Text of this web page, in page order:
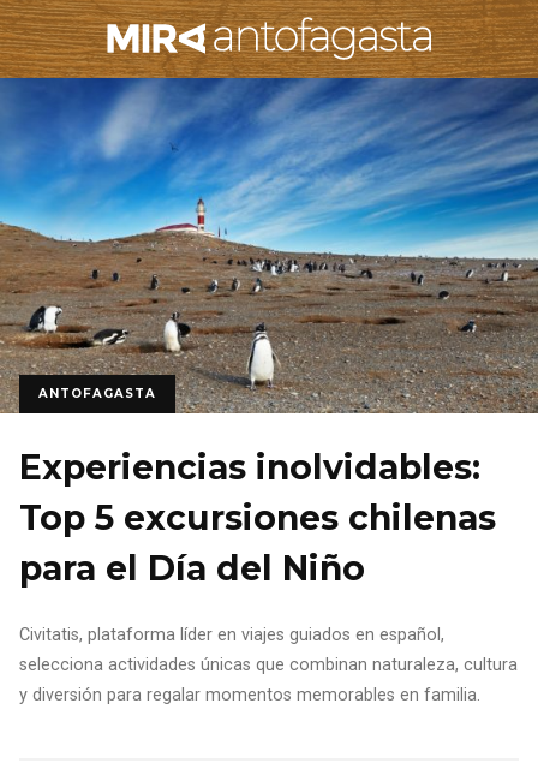
ANTOFAGASTA
Experiencias inolvidables:
Top 5 excursiones chilenas
para el Día del Niño
Civitatis, plataforma líder en viajes guiados en español,
selecciona actividades únicas que combinan naturaleza, cultura
y diversión para regalar momentos memorables en familia.